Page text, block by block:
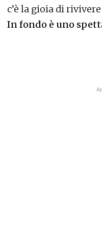
c’è la gioia di
In fondo è uno